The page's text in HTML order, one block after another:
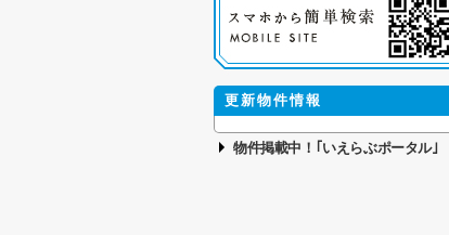
更新物件情報
物件掲載中！｢いえらぶポータル｣